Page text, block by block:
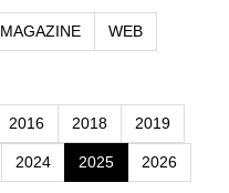
MAGAZINE WEB
2016 2018 2019
2024 2025 2026